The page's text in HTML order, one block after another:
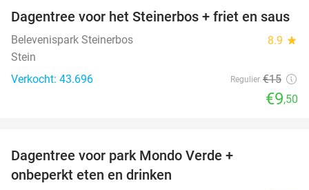
37%
Dagentree voor het Steinerbos + friet en saus
Belevenispark Steinerbos 8.9 star
Stein
Verkocht: 43.696
Regulier €15
€9,50
Dagentree voor park Mondo Verde +
onbeperkt eten en drinken